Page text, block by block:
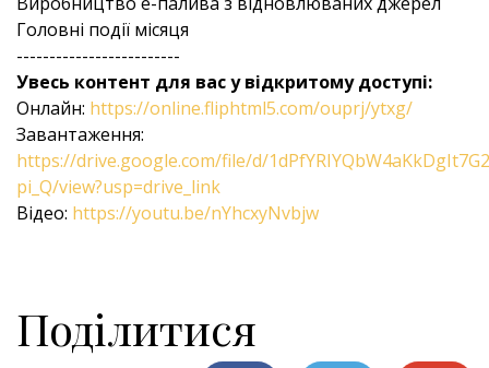
Головні події місяця
-------------------------
Увесь контент для вас у відкритому доступі:
Онлайн: https://online.fliphtml5.com/ouprj/ytxg/
Завантаження:
https://drive.google.com/file/d/
pi_Q/view?usp=drive_link
Відео: https://youtu.be/nYhcxyNvbjw
Поділитися